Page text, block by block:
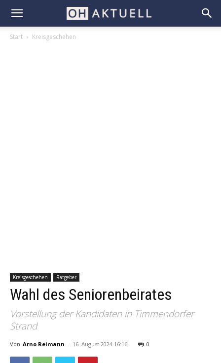
Start Kreisgeschehen
Kreisgeschehen Ratgeber
Wahl des Seniorenbeirates
Vorstellung der Kandidaten in Timmendorfer
Strand
Von Arno Reimann - 16. August 2024 16:16 0